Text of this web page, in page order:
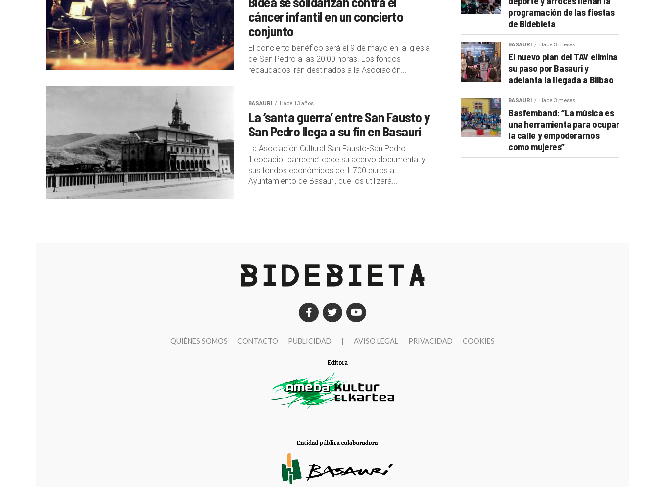
cáncer infantil en un concierto
conjunto
El concierto benéfico será el 9 de mayo en la iglesia
de San Pedro a las 20:00 horas. Los fondos
recaudados irán destinados a la Asociación...
BASAURI Hace 13 años
La ‘santa guerra’ entre San Fausto y
San Pedro llega a su fin en Basauri
La Asociación Cultural San Fausto-San Pedro
‘Leocadio Ibarreche’ cede su acervo documental y
sus fondos económicos de 1.700 euros al
Ayuntamiento de Basauri, que los utilizará...
programación de las fiestas
de Bidebieta
BASAURI Hace 3 meses
El nuevo plan del TAV elimina
su paso por Basauri y
adelanta la llegada a Bilbao
BASAURI Hace 3 meses
Basfemband: “La música es
una herramienta para ocupar
la calle y empoderarnos
como mujeres”
QUIÉNES SOMOS CONTACTO PUBLICIDAD | AVISO LEGAL PRIVACIDAD COOKIES